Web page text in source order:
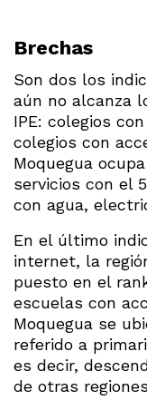
Brechas
Son dos los
aún no alcanza
IPE: colegios
colegios con
Moquegua
servicios con el
con agua,
En el último
internet, la
puesto en el
escuelas con
Moquegua se
referido a
es decir,
de otras